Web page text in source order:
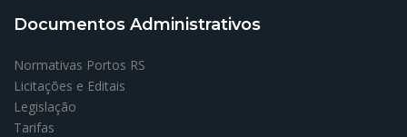
Documentos Administrativos
Normativas Portos RS
Licitações e Editais
Legislação
Tarifas